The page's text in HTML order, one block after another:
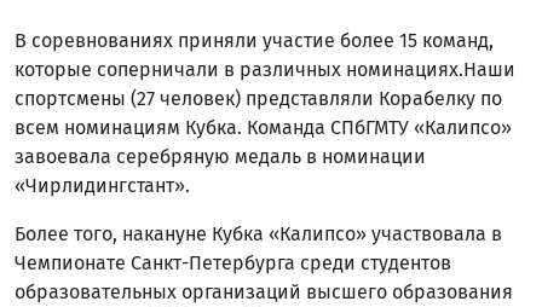
В соревнованиях приняли участие более 15 команд,
которые соперничали в различных номинациях.Наши
спортсмены (27 человек) представляли Корабелку по
всем номинациям Кубка. Команда СПбГМТУ «Калипсо»
завоевала серебряную медаль в номинации
«Чирлидингстант».
Более того, накануне Кубка «Калипсо» участвовала в
Чемпионате Санкт-Петербурга среди студентов
образовательных организаций высшего образования